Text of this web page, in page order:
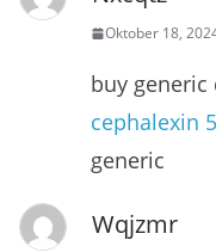
Oktober 18,
buy generic
cephalexin
generic
Wqjzmr